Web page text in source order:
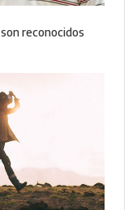
reconocidos